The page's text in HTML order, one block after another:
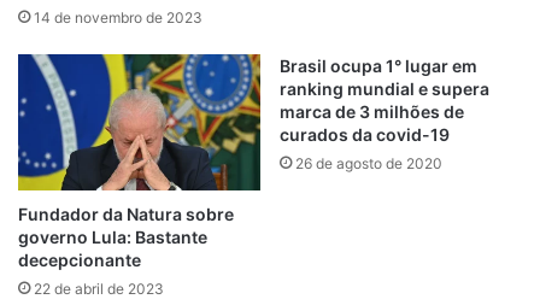
14 de novembro de 2023
Fundador da Natura sobre
governo Lula: Bastante
decepcionante
22 de abril de 2023
Brasil ocupa 1° lugar em
ranking mundial e supera
marca de 3 milhões de
curados da covid-19
26 de agosto de 2020